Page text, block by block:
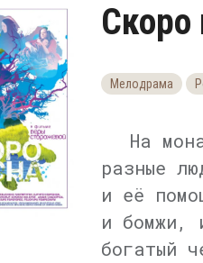
Скоро
Мелодрама
На
разные
и её
и бомжи,
богатый